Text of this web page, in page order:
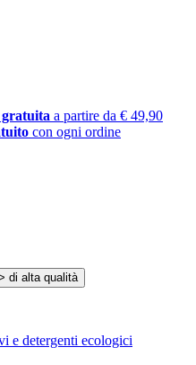
a partire da € 49,90
con ogni ordine
e detergenti ecologici